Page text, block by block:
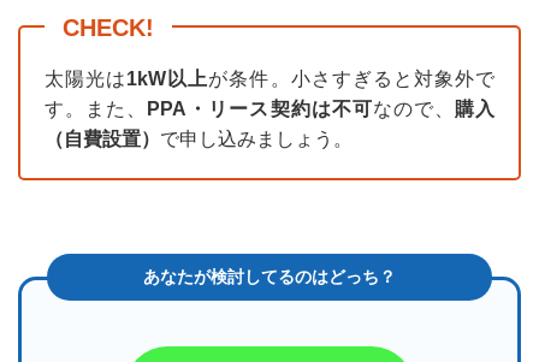
太陽光は1kW以上が条件。小さすぎると対象外で
す。また、
PPA・リース契約は不可なので、 購入
（自費設置） で申し込みましょう。